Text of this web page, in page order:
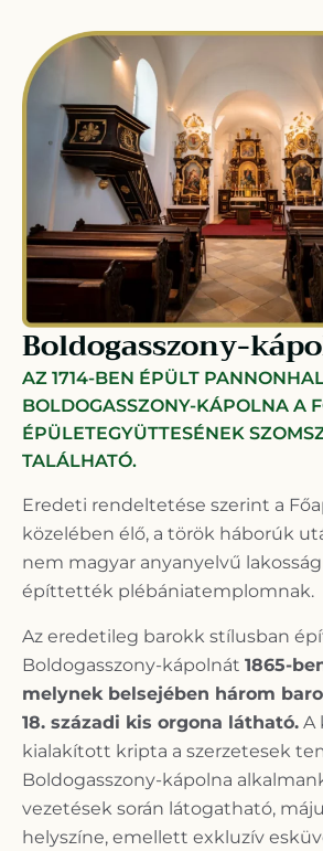
Boldogasszony-
AZ 1714-BEN ÉPÜLT
BOLDOGASSZONY-KÁPOLNA A
ÉPÜLETEGYÜTTESÉNEK
TALÁLHATÓ.
Eredeti rendeltetése szerint a
közelében élő, a török háborúk
nem magyar anyanyelvű lakosság
építtették plébániatemplomnak.
Az eredetileg barokk stílusban
Boldogasszony-kápolnát 1865-
melynek belsejében három
18. századi kis orgona látható. A
kialakított kripta a szerzetesek
Boldogasszony-kápolna
vezetések során látogatható,
helyszíne, emellett exkluzív